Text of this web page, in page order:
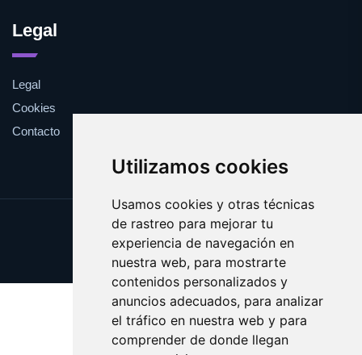
Utilizamos cookies
Usamos cookies y otras técnicas
de rastreo para mejorar tu
experiencia de navegación en
nuestra web, para mostrarte
contenidos personalizados y
anuncios adecuados, para analizar
el tráfico en nuestra web y para
comprender de donde llegan
Legal
Legal
Cookies
Contacto
Update cookies preferences
Copyright © 2025 cuarentena.es